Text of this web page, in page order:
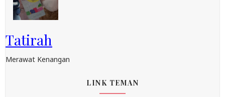
Tatirah
Merawat Kenangan
LINK TEMAN